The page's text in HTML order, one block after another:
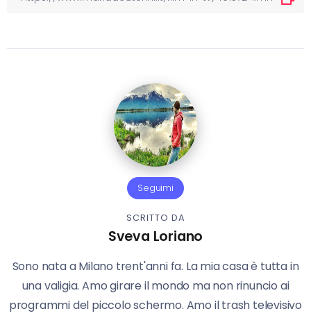
Seguimi
SCRITTO DA
Sveva Loriano
Sono nata a Milano trent'anni fa. La mia casa è tutta in
una valigia. Amo girare il mondo ma non rinuncio ai
programmi del piccolo schermo. Amo il trash televisivo